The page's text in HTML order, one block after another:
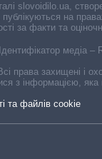
медіа –
права захищені і
з інформацією, яка
та файлів cookie
slovoidilo.ua,
публікуються на
за факти та